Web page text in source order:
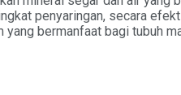
penyaringan, secara
bermanfaat bagi tubuh